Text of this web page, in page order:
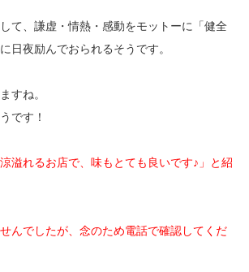
て、謙虚・情熱・感動をモットーに「健全
日夜励んでおられるそうです。
すね。
です！
涼溢れるお店で、味もとても良いです♪」と紹
んでしたが、念のため電話で確認してくだ